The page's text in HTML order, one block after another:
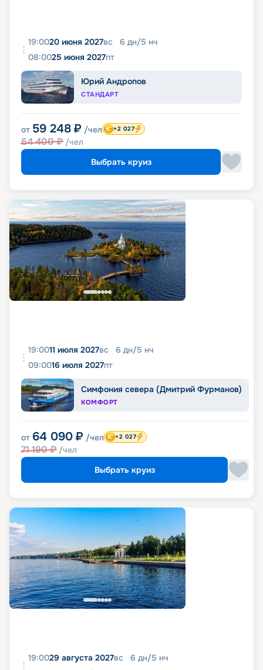
19:0020 июня 2027вс 6 дн/5 нч
08:0025 июня 2027пт
Юрий Андропов
СТАНДАРТ
от 59 248 ₽ /чел
64 400₽ /чел
+2 027
Выбрать круиз
19:0011 июля 2027вс 6 дн/5 нч
09:0016 июля 2027пт
Симфония севера (Дмитрий Фурманов)
КОМФОРТ
от 64 090 ₽ /чел
71 190₽ /чел
+2 027
Выбрать круиз
19:0029 августа 2027вс 6 дн/5 нч